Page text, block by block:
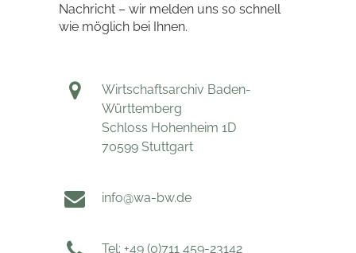
Nachricht – wir melden uns so schnell
wie möglich bei Ihnen.
Wirtschaftsarchiv Baden-
Württemberg
Schloss Hohenheim 1D
70599 Stuttgart
info@wa-bw.de
Tel: +49 (0)711 459-23142